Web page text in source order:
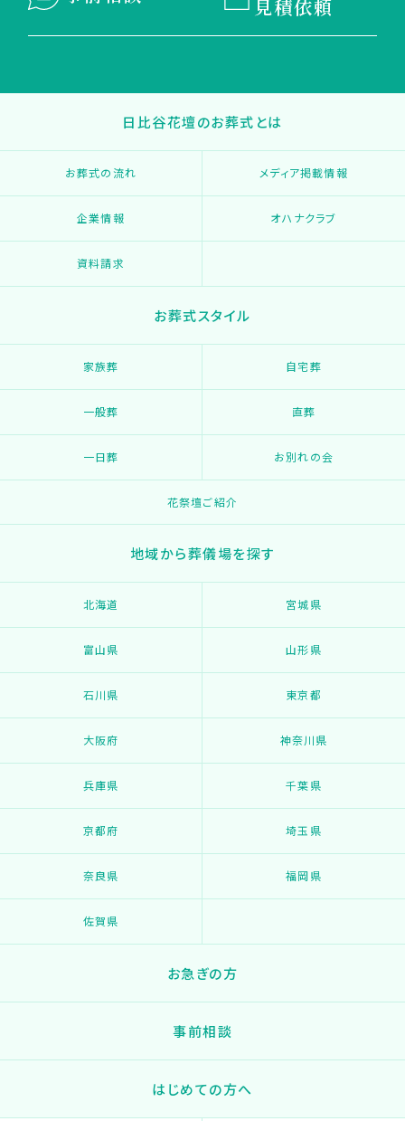
見積依頼
日比谷花壇のお葬式とは
お葬式の流れ メディア掲載情報
企業情報 オハナクラブ
資料請求
お葬式スタイル
家族葬 自宅葬
一般葬 直葬
一日葬 お別れの会
花祭壇ご紹介
地域から葬儀場を探す
北海道 宮城県
富山県 山形県
石川県 東京都
大阪府 神奈川県
兵庫県 千葉県
京都府 埼玉県
奈良県 福岡県
佐賀県
お急ぎの方
事前相談
はじめての方へ